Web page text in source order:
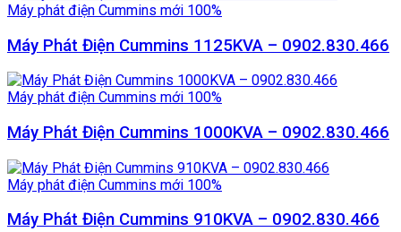
Máy phát điện Cummins mới 100%
Máy Phát Điện Cummins 1125KVA – 0902.830.466
Máy phát điện Cummins mới 100%
Máy Phát Điện Cummins 1000KVA – 0902.830.466
Máy phát điện Cummins mới 100%
Máy Phát Điện Cummins 910KVA – 0902.830.466